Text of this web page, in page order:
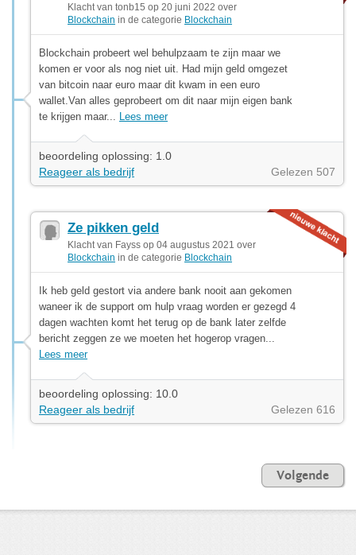
Klacht van tonb15 op 20 juni 2022 over
Blockchain in de categorie Blockchain
Blockchain probeert wel behulpzaam te zijn maar we
komen er voor als nog niet uit. Had mijn geld omgezet
van bitcoin naar euro maar dit kwam in een euro
wallet.Van alles geprobeert om dit naar mijn eigen bank
te krijgen maar... Lees meer
beoordeling oplossing: 1.0
Reageer als bedrijf
Gelezen 507
Ze pikken geld
Klacht van Fayss op 04 augustus 2021 over
Blockchain in de categorie Blockchain
Ik heb geld gestort via andere bank nooit aan gekomen
waneer ik de support om hulp vraag worden er gezegd 4
dagen wachten komt het terug op de bank later zelfde
bericht zeggen ze we moeten het hogerop vragen...
Lees meer
beoordeling oplossing: 10.0
Reageer als bedrijf
Gelezen 616
Volgende